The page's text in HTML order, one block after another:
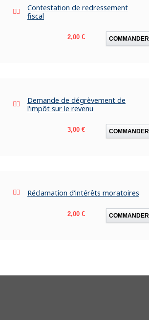
Contestation de redressement
fiscal
Prix
2,00 € COMMANDER
Demande de dégrèvement de
l'impôt sur le revenu
Prix
3,00 € COMMANDER
Réclamation d'intérêts moratoires
Prix
2,00 € COMMANDER